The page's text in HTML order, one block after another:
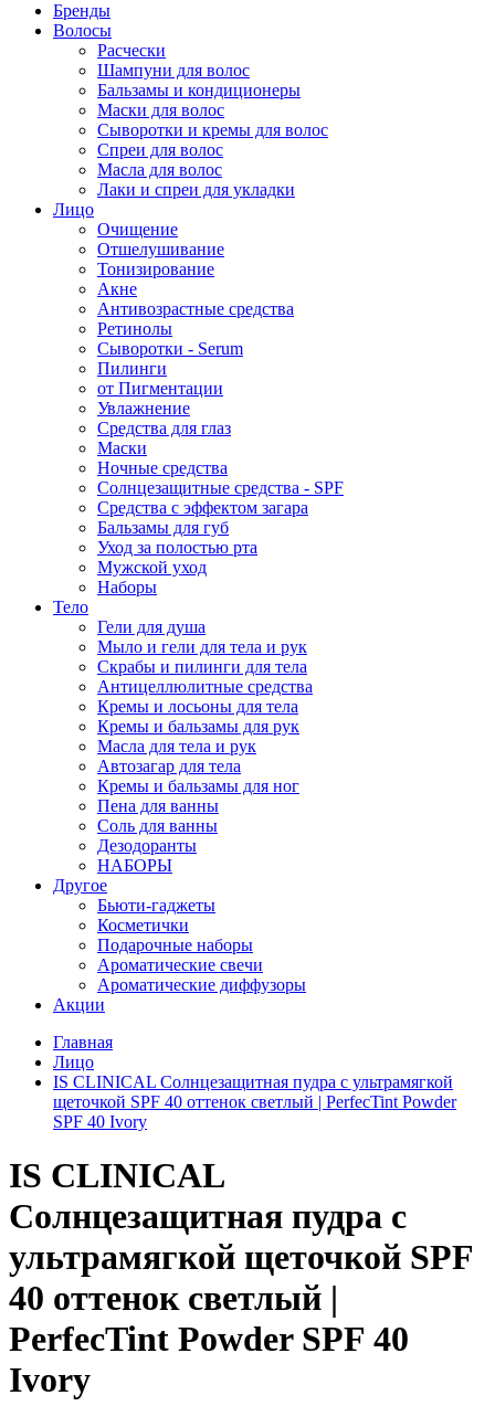
Бренды
Волосы
Расчески
Шампуни для волос
Бальзамы и кондиционеры
Маски для волос
Сыворотки и кремы для волос
Спреи для волос
Масла для волос
Лаки и спреи для укладки
Лицо
Очищение
Отшелушивание
Тонизирование
Акне
Антивозрастные средства
Ретинолы
Сыворотки - Serum
Пилинги
от Пигментации
Увлажнение
Средства для глаз
Маски
Ночные средства
Солнцезащитные средства - SPF
Средства c эффектом загара
Бальзамы для губ
Уход за полостью рта
Мужской уход
Наборы
Тело
Гели для душа
Мыло и гели для тела и рук
Скрабы и пилинги для тела
Антицеллюлитные средства
Кремы и лосьоны для тела
Кремы и бальзамы для рук
Масла для тела и рук
Автозагар для тела
Кремы и бальзамы для ног
Пена для ванны
Соль для ванны
Дезодоранты
НАБОРЫ
Другое
Бьюти-гаджеты
Косметички
Подарочные наборы
Ароматические свечи
Ароматические диффузоры
Акции
Главная
Лицо
IS CLINICAL Солнцезащитная пудра с ультрамягкой
щеточкой SPF 40 оттенок светлый | PerfecTint Powder
SPF 40 Ivory
IS CLINICAL
Солнцезащитная пудра с
ультрамягкой щеточкой SPF
40 оттенок светлый |
PerfecTint Powder SPF 40
Ivory